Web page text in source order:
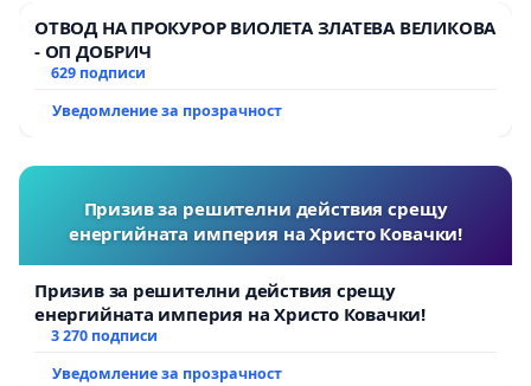
опазването на екоравновесието в градски
условия.
Новите фиданки не могат веднага да
десетилетия, докато достигнат същия
екологичен ефект.
нови дръвчета не са подходящи за нашите
географски ширини- не издържат на
снеговалежите и студовете и бързо умират,
което налага те да бъдат подменяни отново и
ОТВОД НА ПРОКУРОР ВИОЛЕТА ЗЛАТЕВА ВЕЛИКОВА
- ОП ДОБРИЧ
629 подписи
Уведомление за прозрачност
Призив за решителни действия срещу
енергийната империя на Христо Ковачки!
Призив за решителни действия срещу
енергийната империя на Христо Ковачки!
3 270 подписи
Уведомление за прозрачност